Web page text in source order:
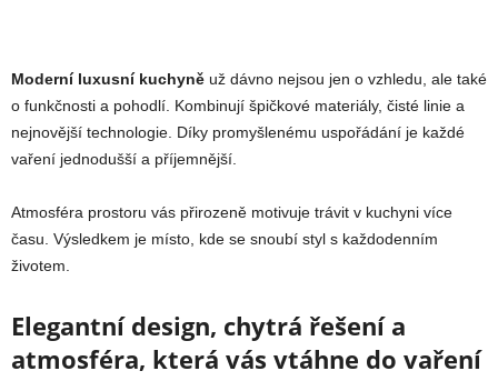
Moderní luxusní kuchyně už dávno nejsou jen o vzhledu, ale také
o funkčnosti a pohodlí. Kombinují špičkové materiály, čisté linie a
nejnovější technologie. Díky promyšlenému uspořádání je každé
vaření jednodušší a příjemnější.
Atmosféra prostoru vás přirozeně motivuje trávit v kuchyni více
času. Výsledkem je místo, kde se snoubí styl s každodenním
životem.
Elegantní design, chytrá řešení a
atmosféra, která vás vtáhne do vaření